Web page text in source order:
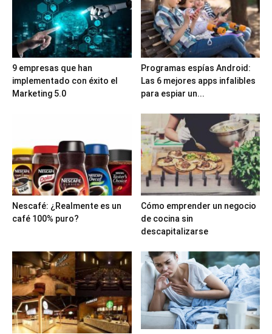
9 empresas que han
implementado con éxito el
Marketing 5.0
Programas espías Android:
Las 6 mejores apps infalibles
para espiar un...
Nescafé: ¿Realmente es un
café 100% puro?
Cómo emprender un negocio
de cocina sin
descapitalizarse